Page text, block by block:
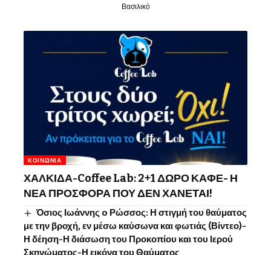
Βασιλικό
ΚΟΙΝΩΝΊΑ
ΧΑΛΚΙΔΑ-Coffee Lab: 2+1 ΔΩΡΟ ΚΑΦΕ- Η
ΝΕΑ ΠΡΟΣΦΟΡΑ ΠΟΥ ΔΕΝ ΧΑΝΕΤΑΙ!
Όσιος Ιωάννης o Ρώσσος: Η στιγμή του θαύματος
με την βροχή, εν μέσω καύσωνα και φωτιάς (Βίντεο)-
Η δέηση-Η διάσωση του Προκοπίου και του Ιερού
Σκηνώματος-Η εικόνα του Θαύματος